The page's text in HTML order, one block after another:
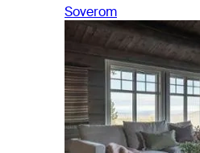
Soverom